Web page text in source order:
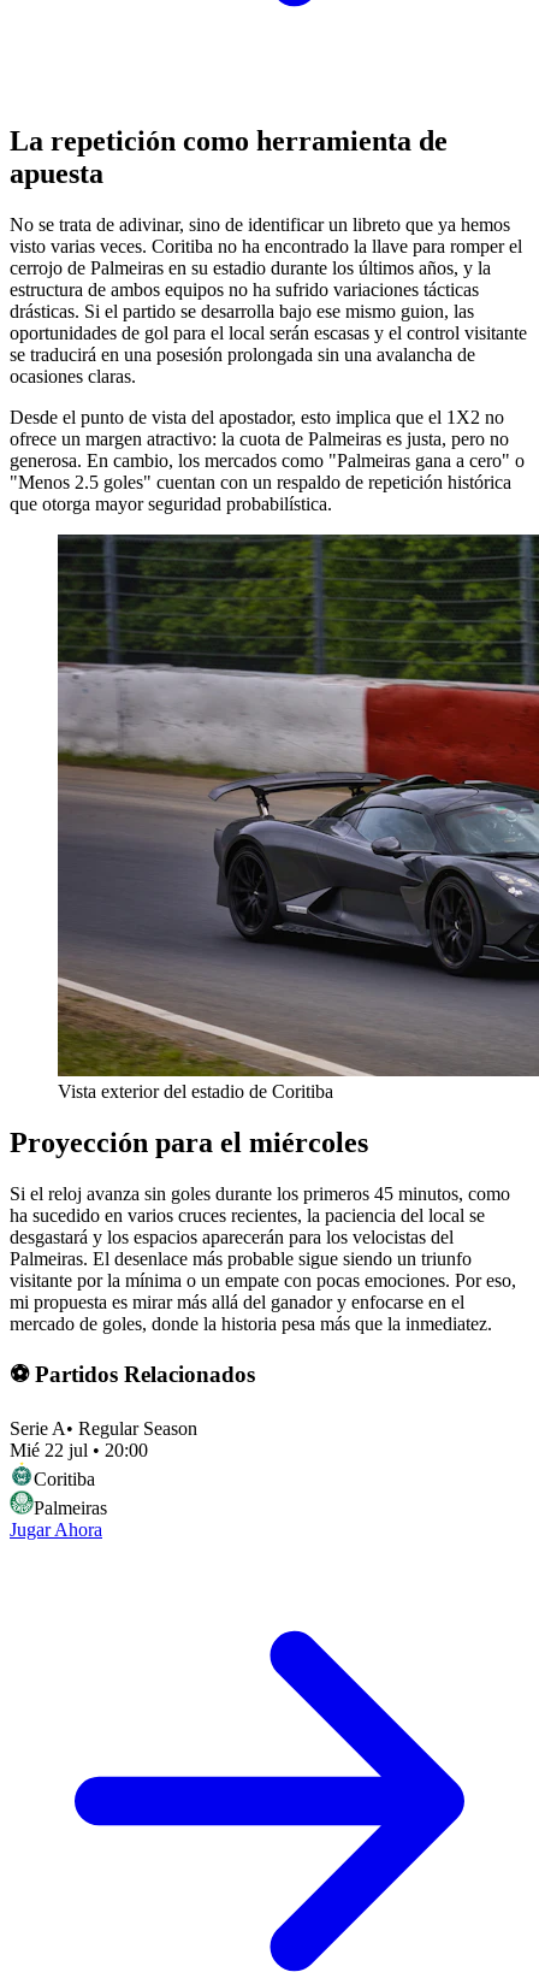
La repetición como herramienta de
apuesta
No se trata de adivinar, sino de identificar un libreto que ya hemos
visto varias veces. Coritiba no ha encontrado la llave para romper el
cerrojo de Palmeiras en su estadio durante los últimos años, y la
estructura de ambos equipos no ha sufrido variaciones tácticas
drásticas. Si el partido se desarrolla bajo ese mismo guion, las
oportunidades de gol para el local serán escasas y el control visitante
se traducirá en una posesión prolongada sin una avalancha de
ocasiones claras.
Desde el punto de vista del apostador, esto implica que el 1X2 no
ofrece un margen atractivo: la cuota de Palmeiras es justa, pero no
generosa. En cambio, los mercados como "Palmeiras gana a cero" o
"Menos 2.5 goles" cuentan con un respaldo de repetición histórica
que otorga mayor seguridad probabilística.
Vista exterior del estadio de Coritiba
Proyección para el miércoles
Si el reloj avanza sin goles durante los primeros 45 minutos, como
ha sucedido en varios cruces recientes, la paciencia del local se
desgastará y los espacios aparecerán para los velocistas del
Palmeiras. El desenlace más probable sigue siendo un triunfo
visitante por la mínima o un empate con pocas emociones. Por eso,
mi propuesta es mirar más allá del ganador y enfocarse en el
mercado de goles, donde la historia pesa más que la inmediatez.
⚽ Partidos Relacionados
Serie A• Regular Season
Mié 22 jul • 20:00
Coritiba
Palmeiras
Jugar Ahora